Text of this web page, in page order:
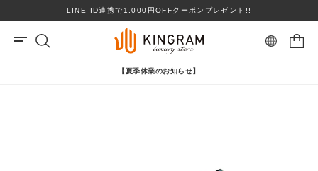
LINE ID連携で1,000円OFFクーポンプレゼント!!
【夏季休業のお知らせ】